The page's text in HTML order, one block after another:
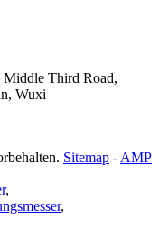
Middle Third Road,
Wuxi
Sitemap - AMP
,
,